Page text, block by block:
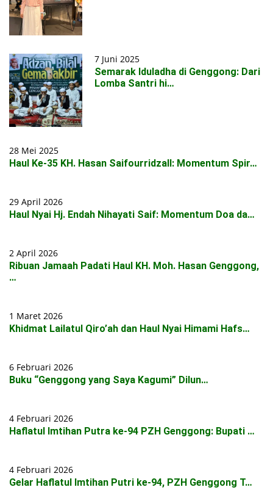
7 Juni 2025
Semarak Iduladha di Genggong: Dari
Lomba Santri hi…
28 Mei 2025
Haul Ke-35 KH. Hasan Saifourridzall: Momentum Spir…
29 April 2026
Haul Nyai Hj. Endah Nihayati Saif: Momentum Doa da…
2 April 2026
Ribuan Jamaah Padati Haul KH. Moh. Hasan Genggong,
…
1 Maret 2026
Khidmat Lailatul Qiro’ah dan Haul Nyai Himami Hafs…
6 Februari 2026
Buku “Genggong yang Saya Kagumi” Dilun…
4 Februari 2026
Haflatul Imtihan Putra ke-94 PZH Genggong: Bupati …
4 Februari 2026
Gelar Haflatul Imtihan Putri ke-94, PZH Genggong T…